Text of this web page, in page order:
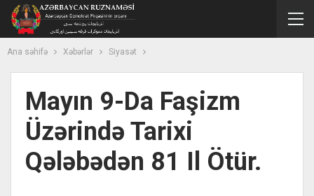
Ana səhifə Xəbərlər Siyasət
Mayın 9-Da Faşizm
Üzərində Tarixi
Qələbədən 81 Il Ötür.